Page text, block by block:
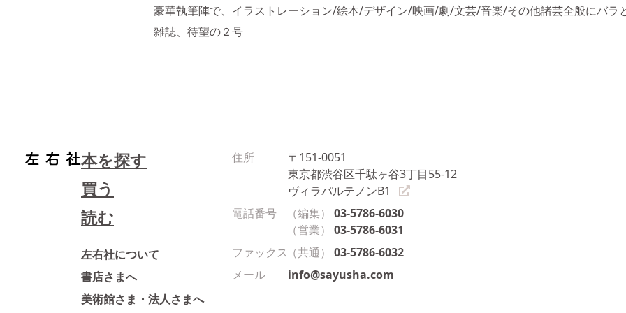
豪華執筆陣で、イラストレーション/絵本/デザイン/映画/劇/文芸/音楽/その他諸芸全般にバラ
雑誌、待望の２号
本を探す
買う
読む
左右社について
書店さまへ
美術館さま・法人さまへ
住所
〒151-0051
東京都渋谷区千駄ヶ谷3丁目55-12
ヴィラパルテノンB1
電話番号
（編集）
03-5786-6030
（営業）
03-5786-6031
ファックス （共通）
03-5786-6032
メール
info@sayusha.com